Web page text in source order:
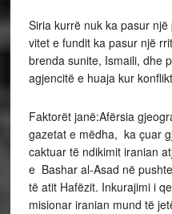
Siria kurrë nuk ka pasur
vitet e fundit ka pasur një
brenda sunite, Ismaili, dhe
agjencitë e huaja kur
Faktorët janë:Afërsia
gazetat e mëdha, ka çuar
caktuar të ndikimit iranian
e Bashar al-Asad në
të atit Hafëzit. Inkurajimi i
misionar iranian mund të